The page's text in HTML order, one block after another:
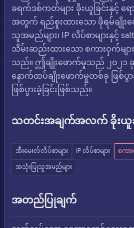
ခရက်ဒစ်ကတ်များ ခိုးယူခြင်းနှင့် ရေ
အတွက် ရည်စူးထားသော ဖိုရမ်ချို
သူအမည်များ၊ IP လိပ်စာများနှင့်
သိမ်းဆည်းထားသော စကားဝှက်မ
သည်။ ဤချိုးဖောက်မှုသည် ၂၀၂၁
နောက်ထပ်ချိုးဖောက်မှုတစ်ခု ဖြစ်ပွ
ဖြစ်ပွားခဲ့ခြင်းဖြစ်သည်။
သတင်းအချက်အလက် ခိုးယူခံ
အီးမေးလ်လိပ်စာများ IP လိပ်စာများ စကား
အသုံးပြုသူအမည်များ
အတည်ပြုချက်